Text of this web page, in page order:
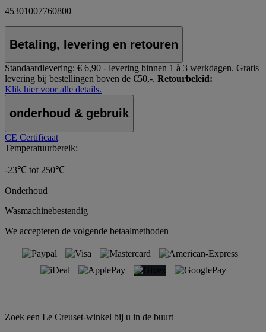
45301007760800
Betaling, levering en retouren
Standaardlevering: € 6,90 - levering binnen 1 à 3 werkdagen. Gratis
levering bij bestellingen boven de €50,-. Retourbeleid:
Klik hier voor alle details.
onderhoud & gebruik
CE Certificaat
Temperatuurbereik:
-23℃ tot 250℃
Onderhoud
Wasmachinebestendig
We accepteren de volgende betaalmethoden
Zoek een Le Creuset-winkel bij u in de buurt